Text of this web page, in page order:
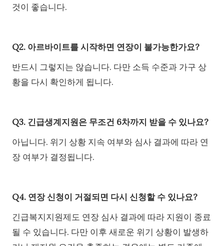
것이 좋습니다.
Q2. 아르바이트를 시작하면 연장이 불가능한가요?
반드시 그렇지는 않습니다. 다만 소득 수준과 가구 상
황을 다시 확인하게 됩니다.
Q3. 긴급생계지원은 무조건 6차까지 받을 수 있나요?
아닙니다. 위기 상황 지속 여부와 심사 결과에 따라 연
장 여부가 결정됩니다.
Q4. 연장 신청이 거절되면 다시 신청할 수 있나요?
긴급복지지원제도 연장 심사 결과에 따라 지원이 종료
될 수 있습니다. 다만 이후 새로운 위기 상황이 발생하